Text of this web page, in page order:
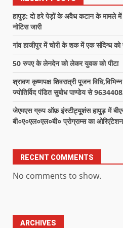
हापुड़: दो हरे पेड़ों के अवैध कटान के मामले में
नोटिस जारी
गांव हाजीपुर में चोरी के शक में एक संदिग्ध
50 रुपए के लेनदेन को लेकर युवक को पीटा
श्रावण कृष्णपक्ष शिवरात्री पूजन
ज्योतिर्विद पंडित सुबोध पाण्डेय से
जेएमएस ग्रुप ऑफ़ इंस्टीट्यूशंस हापुड़ में
बी०ए०एल०एल०बी० प्रोग्राम्स का
RECENT COMMENTS
No comments to show.
ARCHIVES